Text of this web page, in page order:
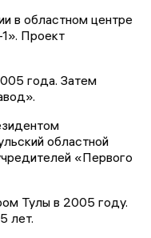
в областном центре
Проект
года. Затем
областной
«Первого
Тулы в 2005 году.
лет.